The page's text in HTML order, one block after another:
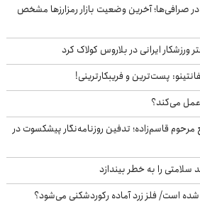
دیجیتال در صرافی‌ها؛ آخرین وضعیت بازار رمزارزها مشخص
ورزشکار ایرانی در بلاروس کولاک کرد
پست‌ترین و فریبکارترینی!
می‌کند؟
قاسم‌زاده؛ تدفین روزنامه‌نگار پیشکسوت در
را به خطر بیندازد
شده است/ فلز زرد آماده رکوردشکنی می‌شود؟